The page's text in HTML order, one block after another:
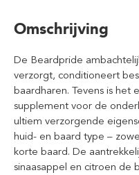
Omschrijving
De Beardpride
verzorgt, conditioneert
baardharen. Tevens is het
supplement voor de
ultiem verzorgende
huid- en baard type –
korte baard. De
sinaasappel en citroen de